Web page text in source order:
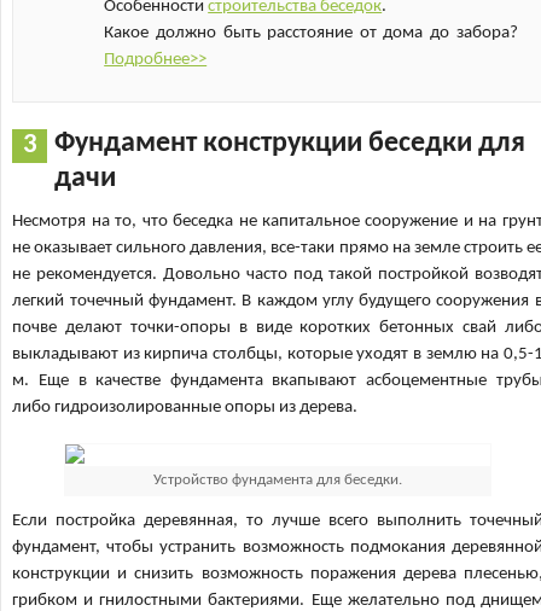
Особенностистроительства беседок.
Какое должно быть расстояние от дома до забора?
Подробнее>>
Фундамент конструкции беседки для
дачи
Несмотря на то, что беседка не капитальное сооружение и на
не оказывает сильного давления, все-таки прямо на земле строить
не рекомендуется. Довольно часто под такой постройкой
легкий точечный фундамент. В каждом углу будущего сооружения
почве делают точки-опоры в виде коротких бетонных свай
выкладывают из кирпича столбцы, которые уходят в землю на 0,5-
м. Еще в качестве фундамента вкапывают асбоцементные
либо гидроизолированные опоры из дерева.
Устройство фундамента для беседки.
Если постройка деревянная, то лучше всего выполнить
фундамент, чтобы устранить возможность подмокания
конструкции и снизить возможность поражения дерева
грибком и гнилостными бактериями. Еще желательно под